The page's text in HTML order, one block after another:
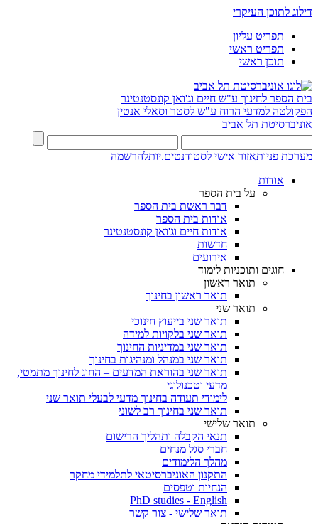
דילוג לתוכן העיקרי
תפריט עליון
תפריט ראשי
תוכן ראשי
בית הספר לחינוך ע"ש חיים וג'ואן קונסטנטינר
הפקולטה למדעי הרוח ע"ש לסטר וסאלי אנטין
אוניברסיטת תל אביב
מערכת פניותאזור אישי לסטודנטים.יותלהרשמה
אודות
על בית הספר
דבר ראשת בית הספר
אודות בית הספר
אודות חיים וג'ואן קונסטנטינר
חדשות
אירועים
חוגים ותוכניות לימוד
תואר ראשון
תואר ראשון בחינוך
תואר שני
תואר שני בייעוץ חינוכי
תואר שני בלקויות למידה
תואר שני במדיניות החינוך
תואר שני במנהל ומנהיגות בחינוך
תואר שני בהוראת המדעים – החוג לחינוך מתמטי,
מדעי וטכנולוגי
לימודי תעודה בחינוך מדעי לבעלי תואר שני
תואר שני בחינוך רב לשוני
תואר שלישי
תנאי הקבלה ותהליך הרישום
חברי סגל מנחים
מהלך הלימודים
התקנון האוניברסיטאי לתלמידי מחקר
הנחיות וטפסים
PhD studies - English
תואר שלישי - צור קשר